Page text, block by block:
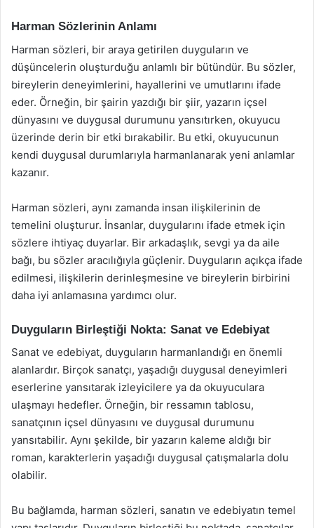
Harman Sözlerinin Anlamı
Harman sözleri, bir araya getirilen duyguların ve
düşüncelerin oluşturduğu anlamlı bir bütündür. Bu sözler,
bireylerin deneyimlerini, hayallerini ve umutlarını ifade
eder. Örneğin, bir şairin yazdığı bir şiir, yazarın içsel
dünyasını ve duygusal durumunu yansıtırken, okuyucu
üzerinde derin bir etki bırakabilir. Bu etki, okuyucunun
kendi duygusal durumlarıyla harmanlanarak yeni anlamlar
kazanır.
Harman sözleri, aynı zamanda insan ilişkilerinin de
temelini oluşturur. İnsanlar, duygularını ifade etmek için
sözlere ihtiyaç duyarlar. Bir arkadaşlık, sevgi ya da aile
bağı, bu sözler aracılığıyla güçlenir. Duyguların açıkça ifade
edilmesi, ilişkilerin derinleşmesine ve bireylerin birbirini
daha iyi anlamasına yardımcı olur.
Duyguların Birleştiği Nokta: Sanat ve Edebiyat
Sanat ve edebiyat, duyguların harmanlandığı en önemli
alanlardır. Birçok sanatçı, yaşadığı duygusal deneyimleri
eserlerine yansıtarak izleyicilere ya da okuyuculara
ulaşmayı hedefler. Örneğin, bir ressamın tablosu,
sanatçının içsel dünyasını ve duygusal durumunu
yansıtabilir. Aynı şekilde, bir yazarın kaleme aldığı bir
roman, karakterlerin yaşadığı duygusal çatışmalarla dolu
olabilir.
Bu bağlamda, harman sözleri, sanatın ve edebiyatın temel